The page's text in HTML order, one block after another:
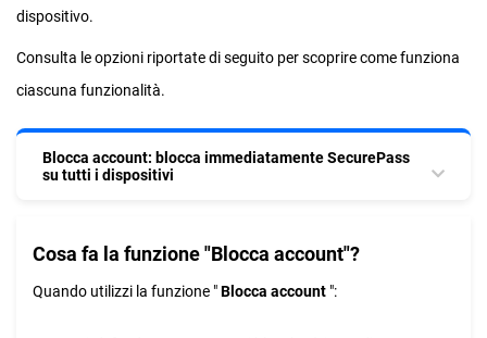
dispositivo.
Consulta le opzioni riportate di seguito per scoprire come funziona
ciascuna funzionalità.
Blocca account: blocca immediatamente SecurePass
su tutti i dispositivi
Cosa fa la funzione "Blocca account"?
Quando utilizzi la funzione "Blocca account ":